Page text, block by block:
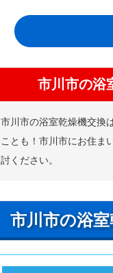
市川市の浴
市川市の浴室乾燥機交換
ことも！市川市にお住ま
討ください。
市川市の浴